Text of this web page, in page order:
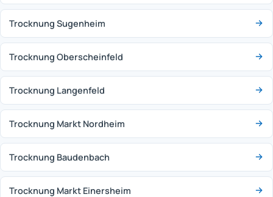
Trocknung Sugenheim
Trocknung Oberscheinfeld
Trocknung Langenfeld
Trocknung Markt Nordheim
Trocknung Baudenbach
Trocknung Markt Einersheim